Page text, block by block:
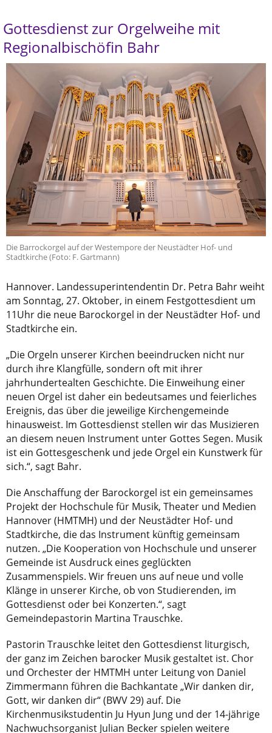
Gottesdienst zur Orgelweihe mit
Regionalbischöfin Bahr
Die Barrockorgel auf der Westempore der Neustädter Hof- und
Stadtkirche (Foto: F. Gartmann)
Hannover. Landessuperintendentin Dr. Petra Bahr weiht
am Sonntag, 27. Oktober, in einem Festgottesdient um
11Uhr die neue Barockorgel in der Neustädter Hof- und
Stadtkirche ein.
„Die Orgeln unserer Kirchen beeindrucken nicht nur
durch ihre Klangfülle, sondern oft mit ihrer
jahrhundertealten Geschichte. Die Einweihung einer
neuen Orgel ist daher ein bedeutsames und feierliches
Ereignis, das über die jeweilige Kirchengemeinde
hinausweist. Im Gottesdienst stellen wir das Musizieren
an diesem neuen Instrument unter Gottes Segen. Musik
ist ein Gottesgeschenk und jede Orgel ein Kunstwerk für
sich.“, sagt Bahr.
Die Anschaffung der Barockorgel ist ein gemeinsames
Projekt der Hochschule für Musik, Theater und Medien
Hannover (HMTMH) und der Neustädter Hof- und
Stadtkirche, die das Instrument künftig gemeinsam
nutzen. „Die Kooperation von Hochschule und unserer
Gemeinde ist Ausdruck eines geglückten
Zusammenspiels. Wir freuen uns auf neue und volle
Klänge in unserer Kirche, ob von Studierenden, im
Gottesdienst oder bei Konzerten.“, sagt
Gemeindepastorin Martina Trauschke.
Pastorin Trauschke leitet den Gottesdienst liturgisch,
der ganz im Zeichen barocker Musik gestaltet ist. Chor
und Orchester der HMTMH unter Leitung von Daniel
Zimmermann führen die Bachkantate „Wir danken dir,
Gott, wir danken dir“ (BWV 29) auf. Die
Kirchenmusikstudentin Ju Hyun Jung und der 14-jährige
Nachwuchsorganist Julian Becker spielen weitere